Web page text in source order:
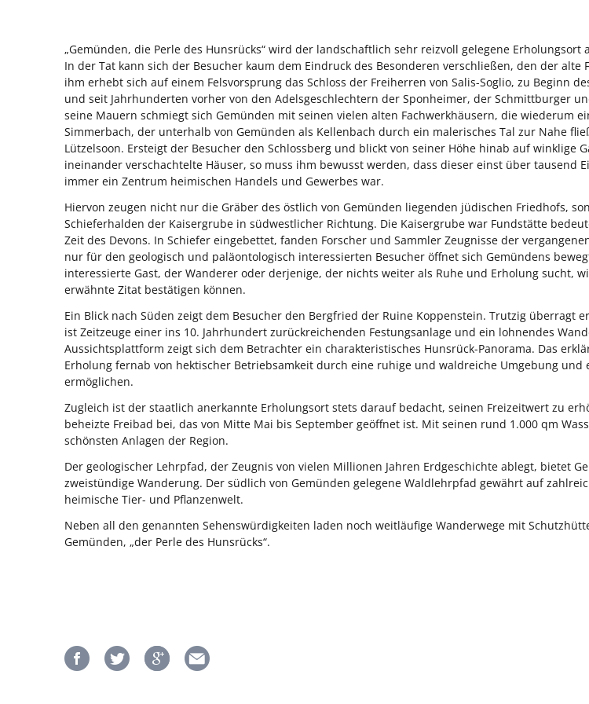
„Gemünden, die Perle des Hunsrücks“ wird der landschaftlich sehr reizvoll gelegene Erholungsort
In der Tat kann sich der Besucher kaum dem Eindruck des Besonderen verschließen, den der alte
ihm erhebt sich auf einem Felsvorsprung das Schloss der Freiherren von Salis-Soglio, zu Beginn
und seit Jahrhunderten vorher von den Adelsgeschlechtern der Sponheimer, der Schmittburger
seine Mauern schmiegt sich Gemünden mit seinen vielen alten Fachwerkhäusern, die wiederum
Simmerbach, der unterhalb von Gemünden als Kellenbach durch ein malerisches Tal zur Nahe
Lützelsoon. Ersteigt der Besucher den Schlossberg und blickt von seiner Höhe hinab auf winklige
ineinander verschachtelte Häuser, so muss ihm bewusst werden, dass dieser einst über tausend
immer ein Zentrum heimischen Handels und Gewerbes war.
Hiervon zeugen nicht nur die Gräber des östlich von Gemünden liegenden jüdischen Friedhofs,
Schieferhalden der Kaisergrube in südwestlicher Richtung. Die Kaisergrube war Fundstätte
Zeit des Devons. In Schiefer eingebettet, fanden Forscher und Sammler Zeugnisse der
nur für den geologisch und paläontologisch interessierten Besucher öffnet sich Gemündens
interessierte Gast, der Wanderer oder derjenige, der nichts weiter als Ruhe und Erholung sucht,
erwähnte Zitat bestätigen können.
Ein Blick nach Süden zeigt dem Besucher den Bergfried der Ruine Koppenstein. Trutzig überragt
ist Zeitzeuge einer ins 10. Jahrhundert zurückreichenden Festungsanlage und ein lohnendes
Aussichtsplattform zeigt sich dem Betrachter ein charakteristisches Hunsrück-Panorama. Das
Erholung fernab von hektischer Betriebsamkeit durch eine ruhige und waldreiche Umgebung und
ermöglichen.
Zugleich ist der staatlich anerkannte Erholungsort stets darauf bedacht, seinen Freizeitwert zu
beheizte Freibad bei, das von Mitte Mai bis September geöffnet ist. Mit seinen rund 1.000 qm
schönsten Anlagen der Region.
Der geologischer Lehrpfad, der Zeugnis von vielen Millionen Jahren Erdgeschichte ablegt, bietet
zweistündige Wanderung. Der südlich von Gemünden gelegene Waldlehrpfad gewährt auf
heimische Tier- und Pflanzenwelt.
Neben all den genannten Sehenswürdigkeiten laden noch weitläufige Wanderwege mit
Gemünden, „der Perle des Hunsrücks“.